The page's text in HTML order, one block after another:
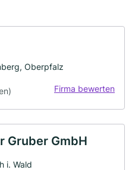
Oberpfalz
Firma bewerten
Gruber GmbH
i. Wald